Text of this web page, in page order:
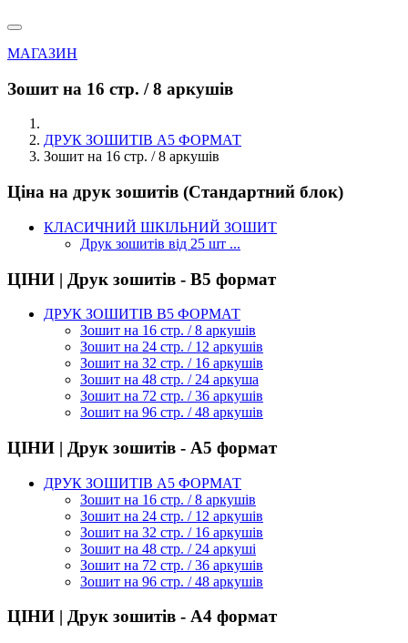
МАГАЗИН
Зошит на 16 стр. / 8 аркушів
ДРУК ЗОШИТІВ А5 ФОРМАТ
Зошит на 16 стр. / 8 аркушів
Ціна на друк зошитів (Стандартний блок)
КЛАСИЧНИЙ ШКІЛЬНИЙ ЗОШИТ
Друк зошитів від 25 шт ...
ЦІНИ | Друк зошитів - В5 формат
ДРУК ЗОШИТІВ В5 ФОРМАТ
Зошит на 16 стр. / 8 аркушів
Зошит на 24 стр. / 12 аркушів
Зошит на 32 стр. / 16 аркушів
Зошит на 48 стр. / 24 аркуша
Зошит на 72 стр. / 36 аркушів
Зошит на 96 стр. / 48 аркушів
ЦІНИ | Друк зошитів - А5 формат
ДРУК ЗОШИТІВ А5 ФОРМАТ
Зошит на 16 стр. / 8 аркушів
Зошит на 24 стр. / 12 аркушів
Зошит на 32 стр. / 16 аркушів
Зошит на 48 стр. / 24 аркуші
Зошит на 72 стр. / 36 аркушів
Зошит на 96 стр. / 48 аркушів
ЦІНИ | Друк зошитів - А4 формат